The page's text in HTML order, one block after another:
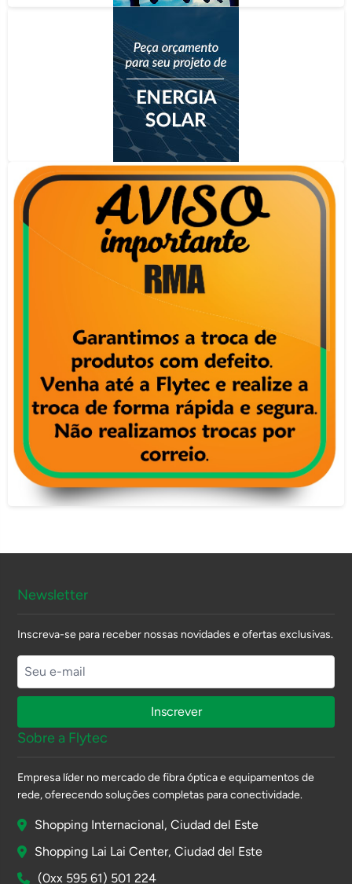
Sobre a Flytec
Empresa líder no mercado de fibra óptica e equipamentos de
rede, oferecendo soluções completas para conectividade.
Shopping Internacional, Ciudad del Este
Shopping Lai Lai Center, Ciudad del Este
(0xx 595 61) 501 224
Newsletter
Inscreva-se para receber nossas novidades e ofertas exclusivas.
Inscrever